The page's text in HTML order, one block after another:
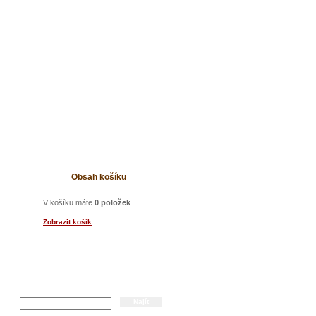
Obsah košíku
V košíku máte 0 položek
Zobrazit košík